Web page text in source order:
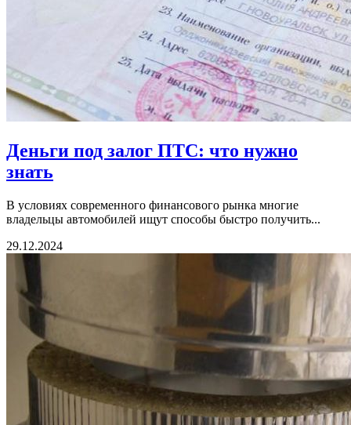
Деньги под залог ПТС: что нужно
знать
В условиях современного финансового рынка многие
владельцы автомобилей ищут способы быстро получить...
29.12.2024